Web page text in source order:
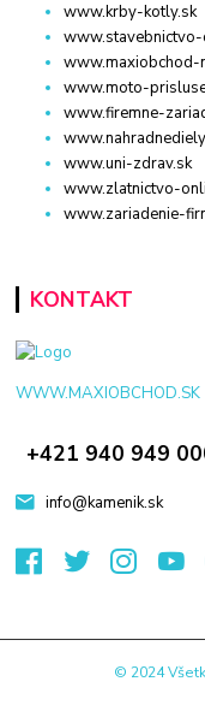
www.krby-kotly.sk
www.maxiobchod-
www.moto-
www.firemne-
www.uni-zdrav.sk
www.zlatnictvo-
www.zariadenie-
KONTAKT
WWW.MAXIOBCHOD.SK
+421 940 949
info@kamenik.sk
© 2024